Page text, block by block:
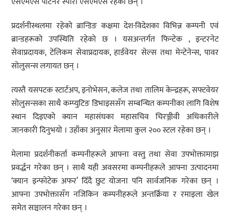
प्रदर्शनीस्थलमा रहेको ब्रान्डिङ कक्षमा देश-विदेशका विभिन्न कम्पनी एवं
ब्रान्डहरूको उपस्थिति रहेको छ । यसअन्तर्गत फिन्टेक , इन्टरनेट
सेवाप्रदायक, टेलिकम सेवाप्रदायक, हार्डवेयर सेल्स तथा मेन्टेनेन्स, पावर
सोलुसन्स लगायत छन् ।
त्यस्तै यसपटक स्टार्टअप, इनोभेसन, कलेज तथा तालिम केन्द्रहरू, सफ्टवेयर
सोलुसन्सका साथै कम्प्युटिङ डिभाइससँग सम्बन्धित कम्पनीका लागि विशेष
स्थान दिइएको क्यान महासंघका महासचिव चिरञ्जीवी अधिकारीले
जानकारी दिनुभयो । उहाँका अनुसार मेलामा कुल २०० स्टल रहेका छन् ।
मेलामा प्रदर्शनीकर्ता कम्पनीहरूले आफ्ना वस्तु तथा सेवा उपभोक्तामाझ
प्रवर्द्धन गरेका छन् । साथै यही अवसरमा कम्पनीहरूले आफ्ना उत्पादनमा
‘क्यान इन्फोटेक अफर’ दिँदै छुट योजना पनि सार्वजनिक गरेका छन् ।
आफ्ना उपभोक्तासँग नजिकिन कम्पनीहरूले अन्तर्क्रिया र रमाइला खेल
समेत सञ्चालन गरेका छन् ।